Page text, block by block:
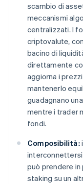
scambio di
meccanismi
centralizzati. I
criptovalute,
bacino di
direttamente
aggiorna i
mantenerlo
guadagnano
mentre i trader
fondi.
Composibilità:
può prendere
staking su un